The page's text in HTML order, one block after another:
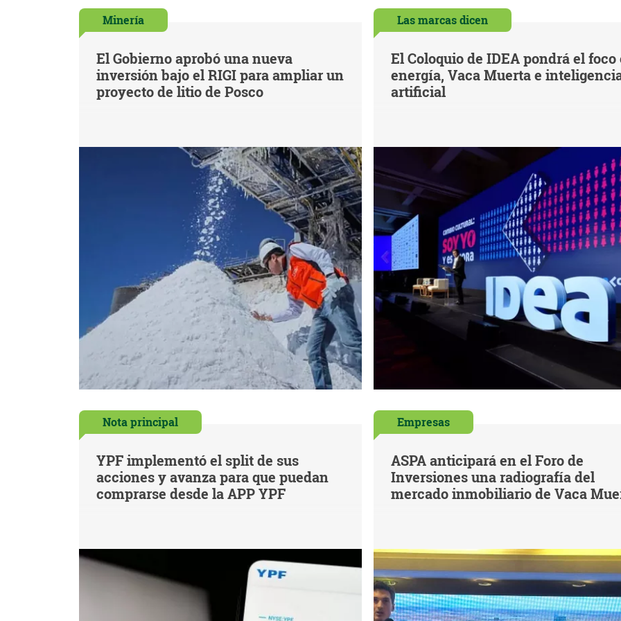
Minería
El Gobierno aprobó una nueva
inversión bajo el RIGI para ampliar un
proyecto de litio de Posco
Las marcas dicen
El Coloquio de IDEA pondrá el foco
energía, Vaca Muerta e
artificial
Nota principal
YPF implementó el split de sus
acciones y avanza para que puedan
comprarse desde la APP YPF
Empresas
ASPA anticipará en el Foro de
Inversiones una radiografía del
mercado inmobiliario de Vaca